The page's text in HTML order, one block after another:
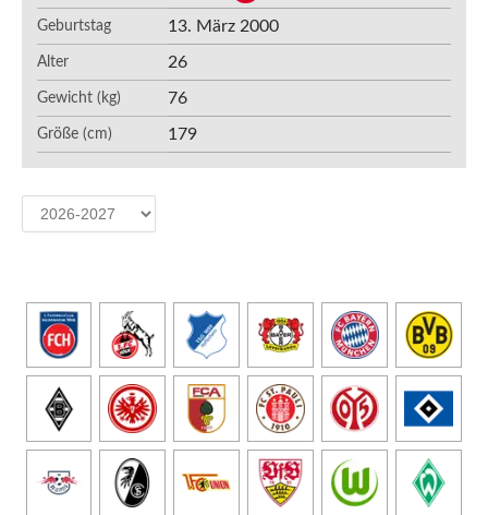
Geburtstag 13. März 2000
Alter 26
Gewicht (kg) 76
Größe (cm) 179